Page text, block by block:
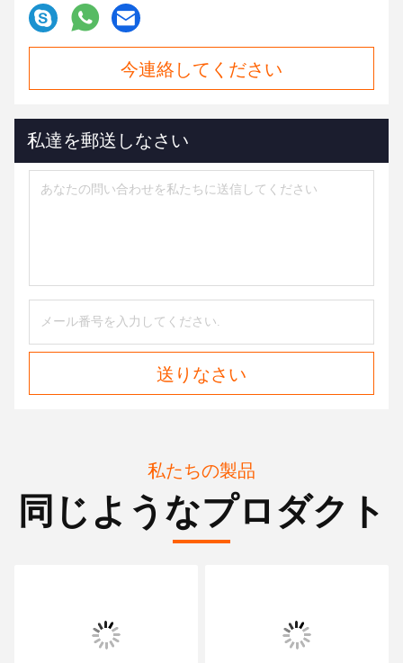
今連絡してください
私達を郵送しなさい
送りなさい
私たちの製品
同じようなプロダクト